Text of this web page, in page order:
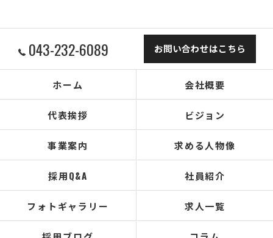
043-232-6089 お問い合わせはこちら
ホーム 会社概要
代表挨拶 ビジョン
事業案内 求める人物像
採用Q&A 社員紹介
フォトギャラリー 求人一覧